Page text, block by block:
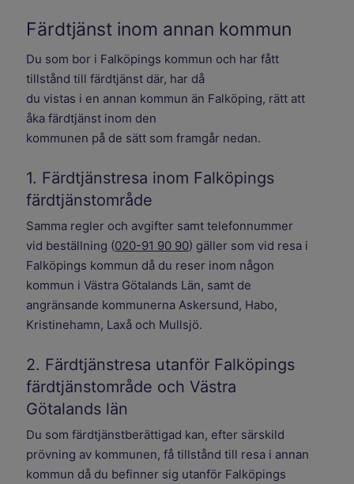
Färdtjänst inom annan kommun
Du som bor i Falköpings kommun och har fått
tillstånd till färdtjänst där, har då
du vistas i en annan kommun än Falköping, rätt att
åka färdtjänst inom den
kommunen på de sätt som framgår nedan.
1. Färdtjänstresa inom Falköpings
färdtjänstområde
Samma regler och avgifter samt telefonnummer
vid beställning (020-91 90 90) gäller som vid resa i
Falköpings kommun då du reser inom någon
kommun i Västra Götalands Län, samt de
angränsande kommunerna Askersund, Habo,
Kristinehamn, Laxå och Mullsjö.
2. Färdtjänstresa utanför Falköpings
färdtjänstområde och Västra
Götalands län
Du som färdtjänstberättigad kan, efter särskild
prövning av kommunen, få tillstånd till resa i annan
kommun då du befinner sig utanför Falköpings